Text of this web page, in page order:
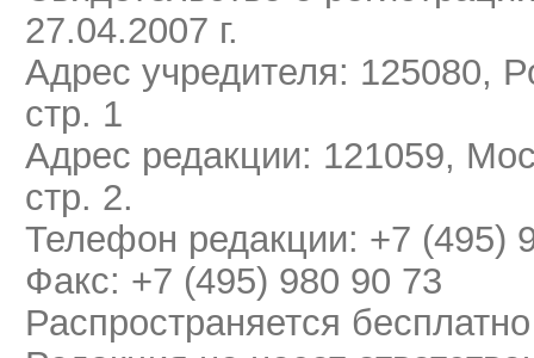
27.04.2007 г.
Адрес учредителя: 125080,
стр. 1
Адрес редакции: 121059,
стр. 2.
Телефон редакции: +7 (495)
Факс: +7 (495) 980 90 73
Распространяется бесплатно